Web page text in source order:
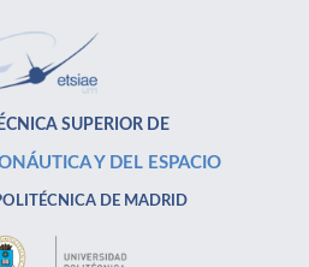
SUPERIOR DE
Y DEL ESPACIO
DE MADRID